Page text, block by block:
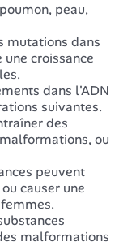
peau,
mutations dans
croissance
dans l'ADN
suivantes.
des
ou
peuvent
causer une
malformations